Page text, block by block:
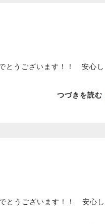
とうございます！！ 安心し
つづきを読む
とうございます！！ 安心し